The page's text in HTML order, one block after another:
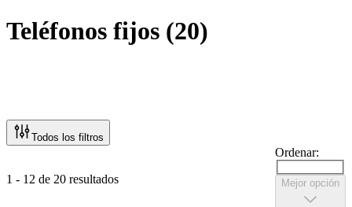
Teléfonos fijos (20)
Todos los filtros
1 - 12 de 20 resultados
Ordenar:
Mejor opción